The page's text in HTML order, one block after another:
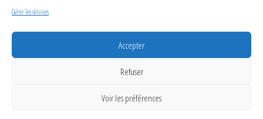
Gérer les services
Accepter
Refuser
Voir les préférences
RECHERCHER DANS LE SITE
Mairie Cabrières Gard 30210